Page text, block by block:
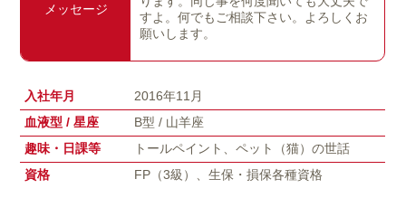
メッセージ
すよ。何でもご相談下さい。よろしくお
願いします。
入社年月
2016年11月
血液型 / 星座
B型 / 山羊座
趣味・日課等
トールペイント、ペット（猫）の世話
資格
FP（3級）、生保・損保各種資格